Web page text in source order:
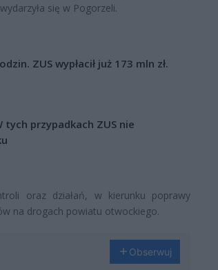
się w Pogorzeli.
ZUS wypłacił już 173 mln zł.
przypadkach ZUS nie
oraz działań, w kierunku poprawy
na drogach powiatu otwockiego.
Obserwuj